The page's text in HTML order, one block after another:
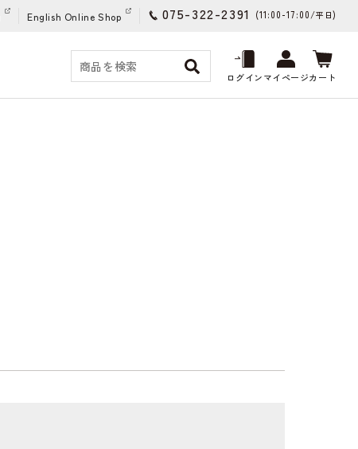
English Online Shop 075-322-2391 (11:00-17:00/平日)
ログインマイページカート